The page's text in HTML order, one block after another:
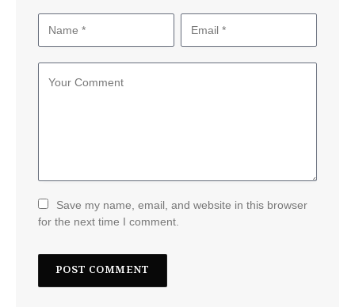
Save my name, email, and website in this browser
for the next time I comment.